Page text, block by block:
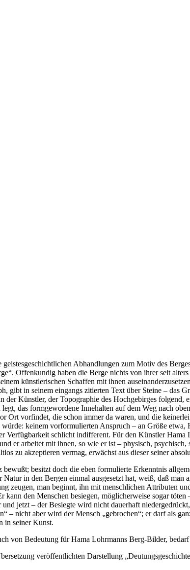
Abhandlungen zum Motiv des
Offenkundig haben die Berge nichts von ihrer seit
künstlerischen Schaffen mit ihnen
gibt in seinem eingangs zitierten Text über Steine – das
Künstler, der Topographie des Hochgebirges
das formgewordene Innehalten auf dem Weg nach
Ort vorfindet, die schon immer da waren, und die
keinem vorformulierten Anspruch – an Größe etwa,
Verfügbarkeit schlicht indifferent. Für den Künstler
er arbeitet mit ihnen, so wie er ist – physisch,
zu akzeptieren vermag, erwächst aus dieser seiner
besitzt doch die eben formulierte Erkenntnis
in den Bergen einmal ausgesetzt hat, weiß, daß
zeugen, man beginnt, ihn mit menschlichen Attributen
den Menschen besiegen, möglicherweise sogar
jetzt – der Besiegte wird nicht dauerhaft
– nicht aber wird der Mensch „gebrochen“; er darf als
in seiner Kunst.
von Bedeutung für Hama Lohrmanns Berg-Bilder,
veröffentlichten Darstellung